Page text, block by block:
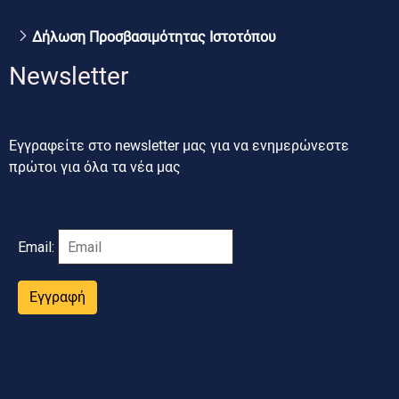
Δήλωση Προσβασιμότητας Ιστοτόπου
Newsletter
Εγγραφείτε στο newsletter μας για να ενημερώνεστε
πρώτοι για όλα τα νέα μας
Email:
Εγγραφή